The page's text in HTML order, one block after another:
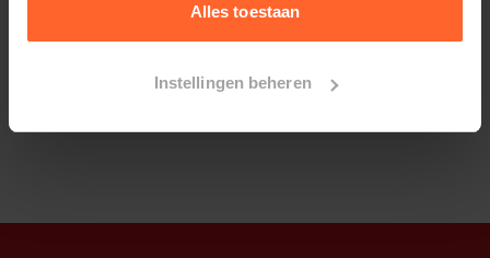
Alles toestaan
Instellingen beheren